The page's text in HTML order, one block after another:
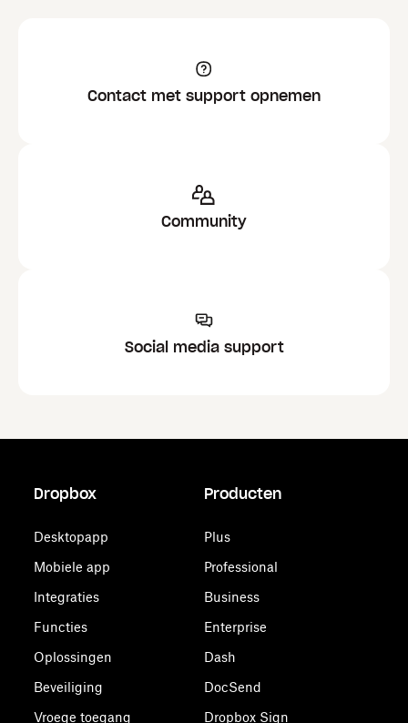
Contact met support opnemen
Community
Social media support
Dropbox
Desktopapp
Mobiele app
Integraties
Functies
Oplossingen
Beveiliging
Vroege toegang
Producten
Plus
Professional
Business
Enterprise
Dash
DocSend
Dropbox Sign